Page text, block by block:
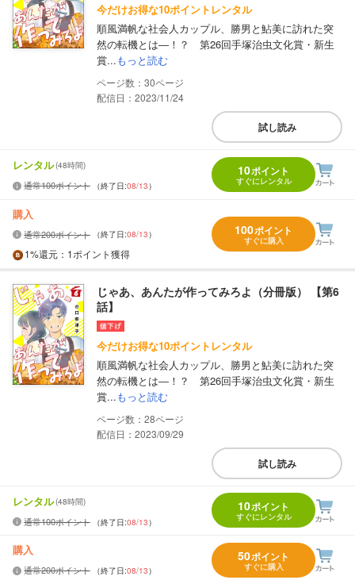
今だけお得な10ポイントレンタル
順風満帆な社会人カップル、勝男と鮎美に訪れた突
然の転機とは―！？ 第26回手塚治虫文化賞・新生
賞...もっと読む
30
配信日：2023/11/24
試し読み
レンタル(48時間)
通常100ポイント （終了日:08/13）
10ポイント
すぐにレンタル
購入
通常200ポイント （終了日:08/13）
1%還元 ：1ポイント獲得
100ポイント
すぐに購入
じゃあ、あんたが作ってみろよ（分冊版） 【第6
話】
今だけお得な10ポイントレンタル
順風満帆な社会人カップル、勝男と鮎美に訪れた突
然の転機とは―！？ 第26回手塚治虫文化賞・新生
賞...もっと読む
28
配信日：2023/09/29
試し読み
レンタル(48時間)
通常100ポイント （終了日:08/13）
10ポイント
すぐにレンタル
購入
通常200ポイント （終了日:08/13）
50ポイント
すぐに購入